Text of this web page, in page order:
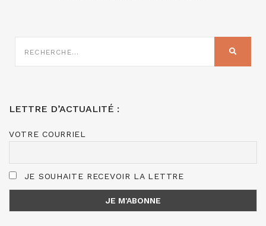
SUR
LETTRE D’ACTUALITÉ :
VOTRE COURRIEL
JE SOUHAITE RECEVOIR LA LETTRE